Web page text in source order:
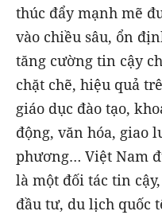
thúc đẩy mạnh mẽ
vào chiều sâu, ổn
tăng cường tin cậy
chặt chẽ, hiệu quả
giáo dục đào tạo,
động, văn hóa, giao
phương… Việt Nam
là một đối tác tin
đầu tư, du lịch quốc